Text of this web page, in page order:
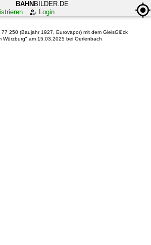
BAHN BILDER.DE
Login
250 (Baujahr 1927, Eurovapor) mit dem GleisGlück
Würzburg" am 15.03.2025 bei Oerlenbach